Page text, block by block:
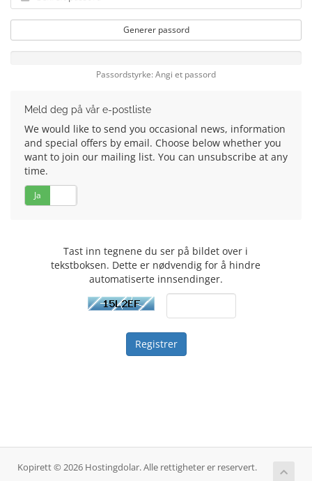
Generer passord
Passordstyrke: Angi et passord
Meld deg på vår e-postliste
We would like to send you occasional news, information
and special offers by email. Choose below whether you
want to join our mailing list. You can unsubscribe at any
time.
Ja
Tast inn tegnene du ser på bildet over i
tekstboksen. Dette er nødvendig for å hindre
automatiserte innsendinger.
Kopirett © 2026 Hostingdolar. Alle rettigheter er reservert.